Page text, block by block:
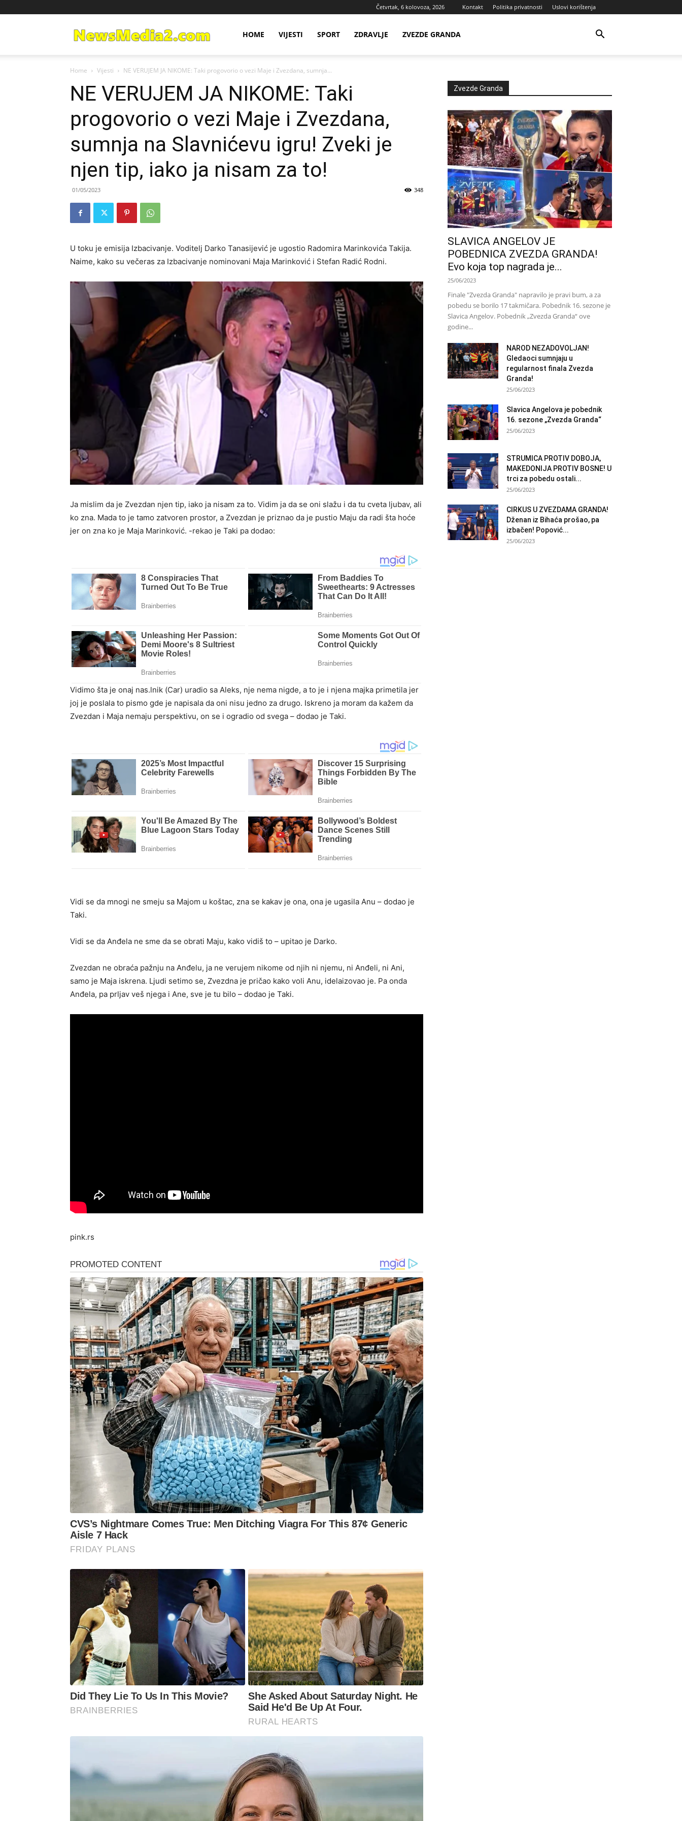
Četvrtak, 6 kolovoza, 2026 Kontakt Politika privatnosti Uslovi korištenja
Media
HOME VIJESTI SPORT ZDRAVLJE ZVEZDE GRANDA
Home Vijesti NE VERUJEM JA NIKOME: Taki progovorio o vezi Maje i Zvezdana, sumnja...
NE VERUJEM JA NIKOME: Taki
progovorio o vezi Maje i Zvezdana,
sumnja na Slavnićevu igru! Zveki je
njen tip, iako ja nisam za to!
01/05/2023 348
U toku je emisija Izbacivanje. Voditelj Darko Tanasijević je ugostio Radomira Marinkovića Takija.
Naime, kako su večeras za Izbacivanje nominovani Maja Marinković i Stefan Radić Rodni.
Ja mislim da je Zvezdan njen tip, iako ja nisam za to. Vidim ja da se oni slažu i da tu cveta ljubav, ali
ko zna. Mada to je tamo zatvoren prostor, a Zvezdan je priznao da je pustio Maju da radi šta hoće
jer on zna ko je Maja Marinković. -rekao je Taki pa dodao:
Vidimo šta je onaj nas.lnik (Car) uradio sa Aleks, nje nema nigde, a to je i njena majka primetila jer
joj je poslala to pismo gde je napisala da oni nisu jedno za drugo. Iskreno ja moram da kažem da
Zvezdan i Maja nemaju perspektivu, on se i ogradio od svega – dodao je Taki.
Vidi se da mnogi ne smeju sa Majom u koštac, zna se kakav je ona, ona je ugasila Anu – dodao je
Taki.
Vidi se da Anđela ne sme da se obrati Maju, kako vidiš to – upitao je Darko.
Zvezdan ne obraća pažnju na Anđelu, ja ne verujem nikome od njih ni njemu, ni Anđeli, ni Ani,
samo je Maja iskrena. Ljudi setimo se, Zvezdna je pričao kako voli Anu, idelaizovao je. Pa onda
Anđela, pa prljav veš njega i Ane, sve je tu bilo – dodao je Taki.
pink.rs
Zvezde Granda
SLAVICA ANGELOV JE
POBEDNICA ZVEZDA GRANDA!
Evo koja top nagrada je...
25/06/2023
Finale "Zvezda Granda" napravilo je pravi bum, a za
pobedu se borilo 17 takmičara. Pobednik 16. sezone je
Slavica Angelov. Pobednik „Zvezda Granda“ ove
godine...
NAROD NEZADOVOLJAN!
Gledaoci sumnjaju u
regularnost finala Zvezda
Granda!
25/06/2023
Slavica Angelova je pobednik
16. sezone „Zvezda Granda“
25/06/2023
STRUMICA PROTIV DOBOJA,
MAKEDONIJA PROTIV BOSNE! U
trci za pobedu ostali...
25/06/2023
CIRKUS U ZVEZDAMA GRANDA!
Dženan iz Bihaća prošao, pa
izbačen! Popović...
25/06/2023